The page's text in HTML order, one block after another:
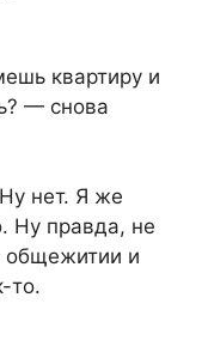
квартиру и
— снова
нет. Я же
Ну правда, не
общежитии и
то.